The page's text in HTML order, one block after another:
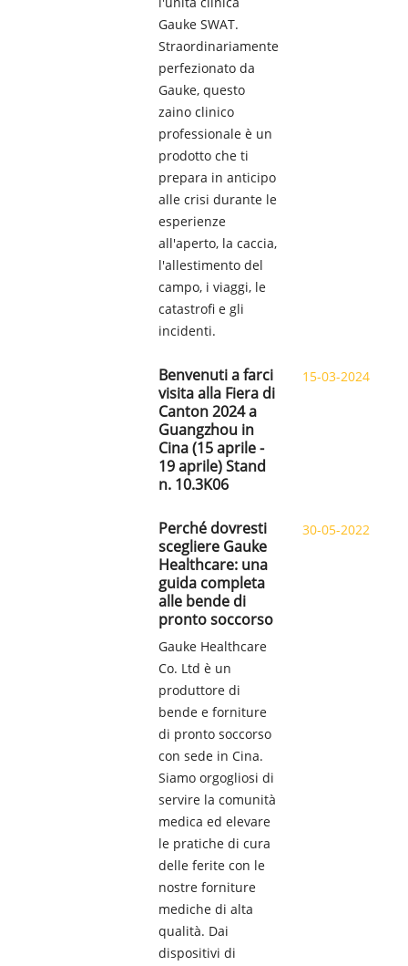
Gauke SWAT.
Straordinariamente
perfezionato da
Gauke, questo
zaino clinico
professionale è un
prodotto che ti
prepara in anticipo
alle crisi durante le
esperienze
all'aperto, la caccia,
l'allestimento del
campo, i viaggi, le
catastrofi e gli
incidenti.
Benvenuti a farci
visita alla Fiera di
Canton 2024 a
Guangzhou in
Cina (15 aprile -
19 aprile) Stand
n. 10.3K06
15-03-2024
Perché dovresti
scegliere Gauke
Healthcare: una
guida completa
alle bende di
pronto soccorso
Gauke Healthcare
Co. Ltd è un
produttore di
bende e forniture
di pronto soccorso
con sede in Cina.
Siamo orgogliosi di
servire la comunità
medica ed elevare
le pratiche di cura
delle ferite con le
nostre forniture
mediche di alta
qualità. Dai
dispositivi di
30-05-2022